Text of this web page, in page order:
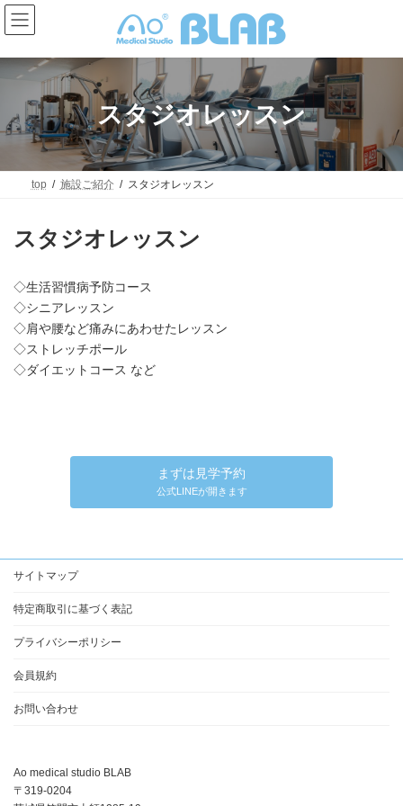
コ
ン
テ
ン
キ
ッ
ナ
ビ
ゲ
ー
に
移
スタジオレッスン
top 施設ご紹介 スタジオレッスン
スタジオレッスン
◇生活習慣病予防コース
◇シニアレッスン
◇肩や腰など痛みにあわせたレッスン
◇ストレッチポール
◇ダイエットコース など
まずは見学予約
公式LINEが開きます
サイトマップ
特定商取引に基づく表記
プライバシーポリシー
会員規約
お問い合わせ
Ao medical studio BLAB
〒319-0204